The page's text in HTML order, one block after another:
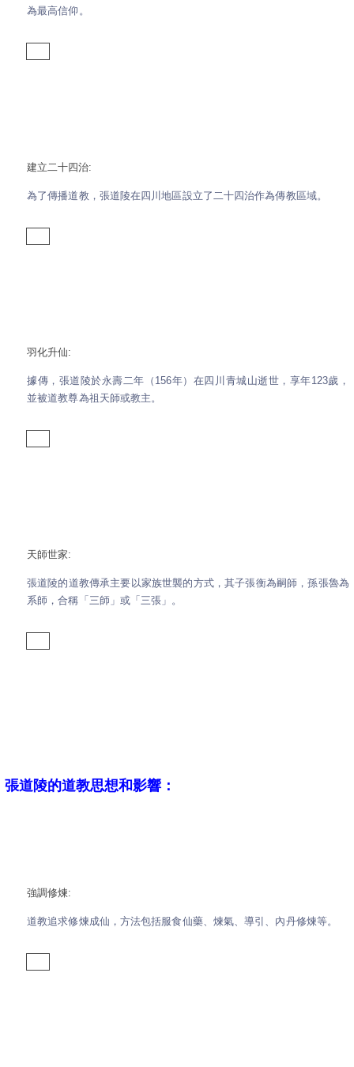
為最高信仰。
建立二十四治:
為了傳播道教，張道陵在四川地區設立了二十四治作為傳教區域。
羽化升仙:
據傳，張道陵於永壽二年（156年）在四川青城山逝世，享年123歲，
並被道教尊為祖天師或教主。
天師世家:
張道陵的道教傳承主要以家族世襲的方式，其子張衡為嗣師，孫張魯為
系師，合稱「三師」或「三張」。
張道陵的道教思想和影響：
強調修煉:
道教追求修煉成仙，方法包括服食仙藥、煉氣、導引、內丹修煉等。